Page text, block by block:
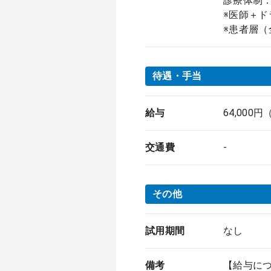
※医師＋
※患者層
待遇・手当
給与 64,000円
交通費 -
その他
試用期間 なし
備考 【給与に